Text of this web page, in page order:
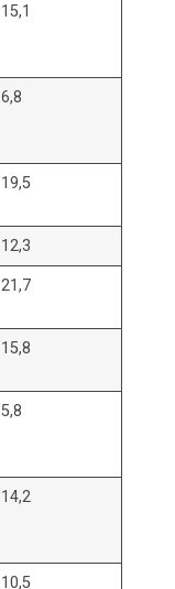
15,1
6,8
19,5
12,3
21,7
15,8
5,8
14,2
10,5